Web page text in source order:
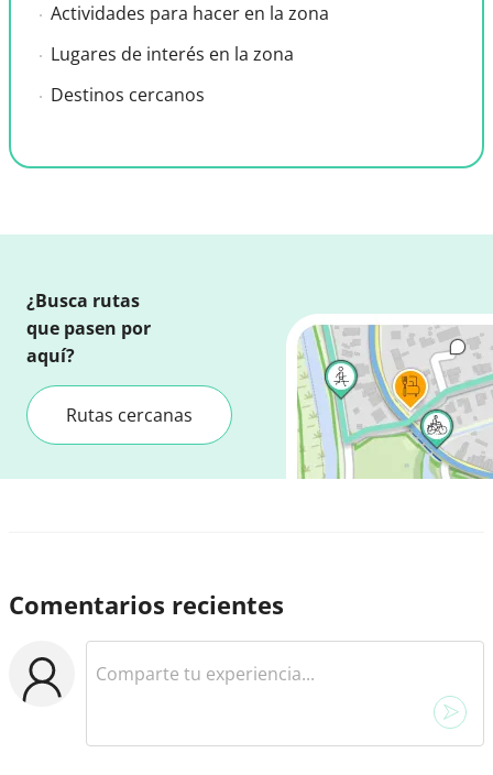
Actividades para hacer en la zona
Lugares de interés en la zona
Destinos cercanos
¿Busca rutas
que pasen por
aquí?
Rutas cercanas
Comentarios recientes